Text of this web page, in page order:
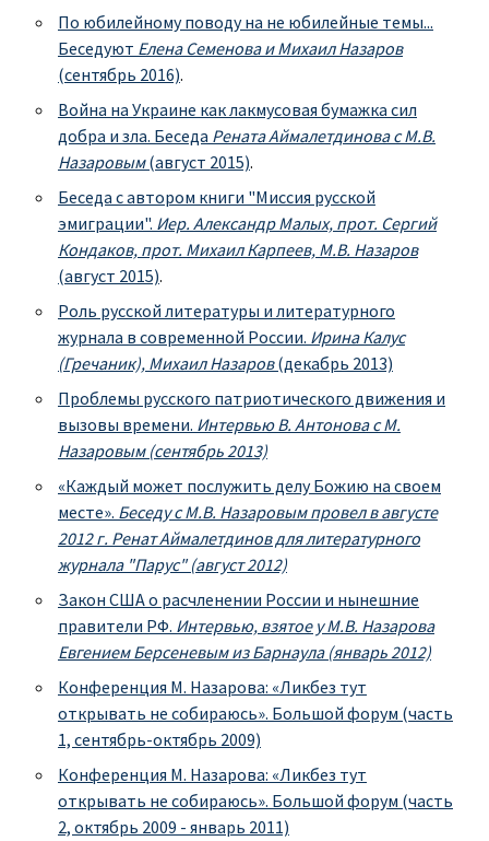
По юбилейному поводу на не юбилейные темы...
Беседуют Елена Семенова и Михаил Назаров
(сентябрь 2016).
Война на Украине как лакмусовая бумажка сил
добра и зла. Беседа Рената Аймалетдинова с М.В.
Назаровым(август 2015).
Беседа с автором книги "Миссия русской
эмиграции". Иер. Александр Малых, прот. Сергий
Кондаков, прот. Михаил Карпеев, М.В. Назаров
(август 2015).
Роль русской литературы и литературного
журнала в современной России. Ирина Калус
(Гречаник), Михаил Назаров(декабрь 2013)
Проблемы русского патриотического движения и
вызовы времени. Интервью В. Антонова с М.
Назаровым (сентябрь 2013)
«Каждый может послужить делу Божию на своем
месте». Беседу с М.В. Назаровым провел в августе
2012 г. Ренат Аймалетдинов для литературного
журнала "Парус" (август 2012)
Закон США о расчленении России и нынешние
правители РФ. Интервью, взятое у М.В. Назарова
Евгением Берсеневым из Барнаула (январь 2012)
Конференция М. Назарова: «Ликбез тут
открывать не собираюсь». Большой форум (часть
1, сентябрь-октябрь 2009)
Конференция М. Назарова: «Ликбез тут
открывать не собираюсь». Большой форум (часть
2, октябрь 2009 - январь 2011)